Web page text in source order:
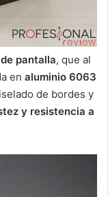
pantalla, que al
en aluminio 6063
de bordes y
y resistencia a